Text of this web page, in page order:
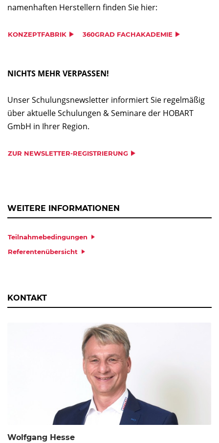
namenhaften Herstellern finden Sie hier:
KONZEPTFABRIK 360GRAD FACHAKADEMIE
NICHTS MEHR VERPASSEN!
Unser Schulungsnewsletter informiert Sie regelmäßig
über aktuelle Schulungen & Seminare der HOBART
GmbH in Ihrer Region.
ZUR NEWSLETTER-REGISTRIERUNG
WEITERE INFORMATIONEN
Teilnahmebedingungen
Referentenübersicht
KONTAKT
Wolfgang Hesse